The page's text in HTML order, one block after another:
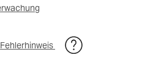
Fehlerhinweis